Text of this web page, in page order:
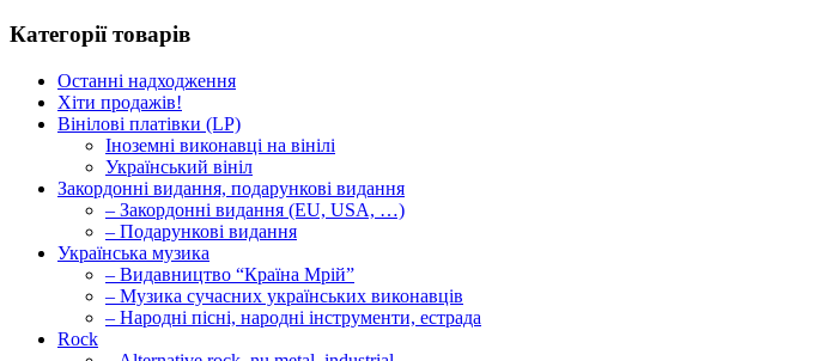
Категорії товарів
Останні надходження
Хіти продажів!
Вінілові платівки (LP)
Іноземні виконавці на вінілі
Український вініл
Закордонні видання, подарункові видання
– Закордонні видання (EU, USA, …)
– Подарункові видання
Українська музика
– Видавництво “Країна Мрій”
– Музика сучасних українських виконавців
– Народні пісні, народні інструменти, естрада
Rock